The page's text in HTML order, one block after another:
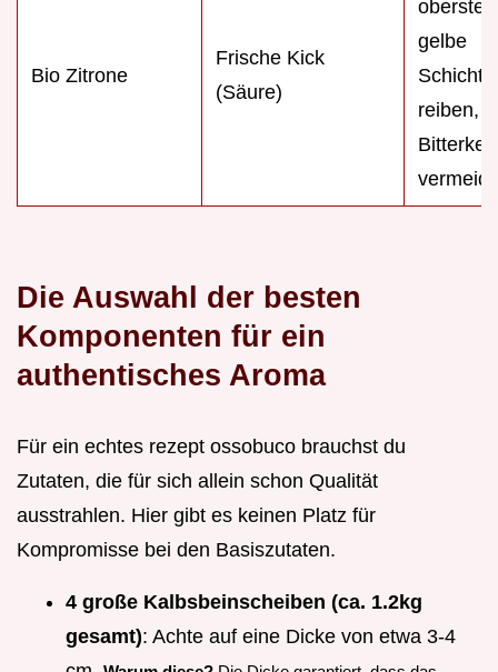
Bio Zitrone
Frische Kick
(Säure)
oberste
gelbe
Schicht
reiben,
Die Auswahl der besten
Komponenten für ein
authentisches Aroma
Für ein echtes rezept ossobuco brauchst du
Zutaten, die für sich allein schon Qualität
ausstrahlen. Hier gibt es keinen Platz für
Kompromisse bei den Basiszutaten.
4 große Kalbsbeinscheiben (ca. 1.2kg
gesamt): Achte auf eine Dicke von etwa 3-4